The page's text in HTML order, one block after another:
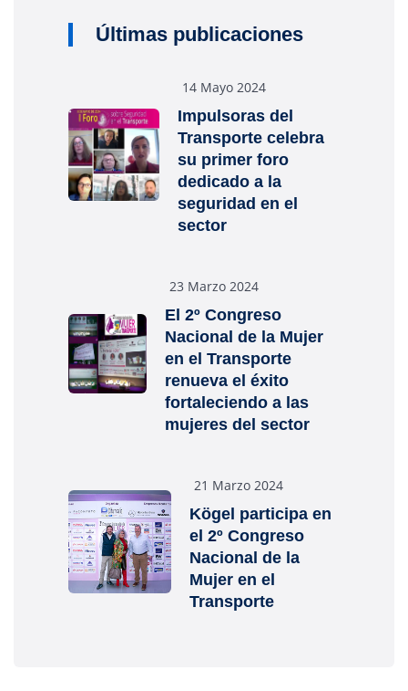
Últimas publicaciones
14 Mayo 2024
Impulsoras del
Transporte celebra
su primer foro
dedicado a la
seguridad en el
sector
23 Marzo 2024
El 2º Congreso
Nacional de la Mujer
en el Transporte
renueva el éxito
fortaleciendo a las
mujeres del sector
21 Marzo 2024
Kögel participa en
el 2º Congreso
Nacional de la
Mujer en el
Transporte